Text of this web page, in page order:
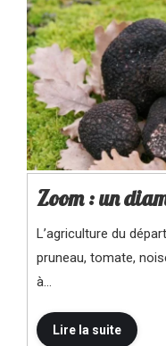
Zoom : un
L’agriculture du
pruneau, tomate,
à…